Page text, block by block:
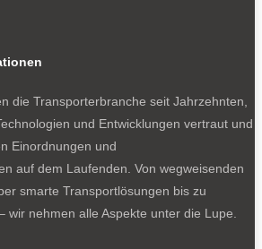
die Transporterbranche seit Jahrzehnten,
und Entwicklungen vertraut und
Einordnungen und
auf dem Laufenden. Von wegweisenden
smarte Transportlösungen bis zu
wir nehmen alle Aspekte unter die Lupe.